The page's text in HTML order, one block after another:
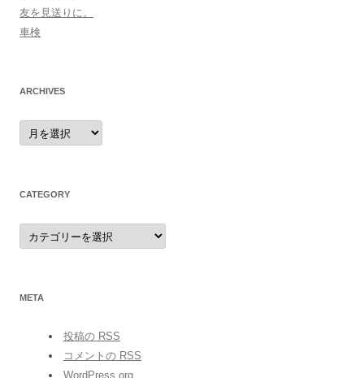
友を見送りに。
車検
ARCHIVES
archives
CATEGORY
category
META
投稿の RSS
コメントの RSS
WordPress.org